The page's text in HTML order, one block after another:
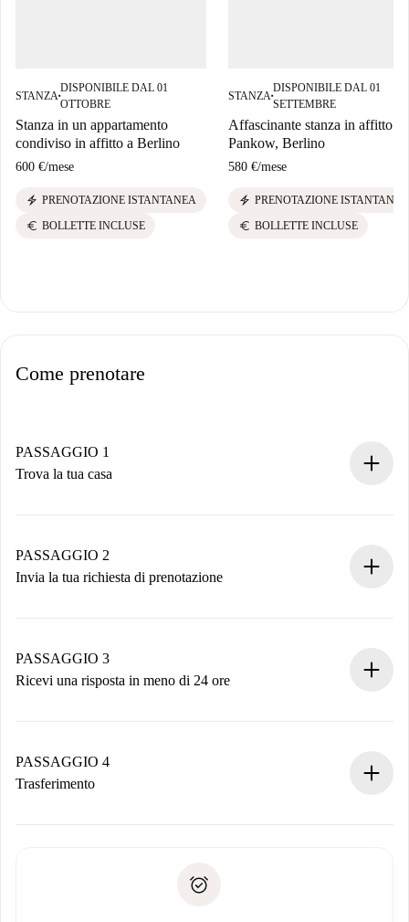
STANZA ■
DISPONIBILE DAL 01
OTTOBRE
Stanza in un appartamento
condiviso in affitto a Berlino
600 €/mese
electric_bolt PRENOTAZIONE ISTANTANEA
euro BOLLETTE INCLUSE
STANZA ■
DISPONIBILE DAL 01
SETTEMBRE
Affascinante stanza in affitto a
Pankow, Berlino
580 €/mese
electric_bolt PRENOTAZIONE ISTANTANEA
euro BOLLETTE INCLUSE
Come prenotare
PASSAGGIO 1
Trova la tua casa
Hai tutte le informazioni necessarie in anticipo.
PASSAGGIO 2
Invia la tua richiesta di prenotazione
non accetta.
PASSAGGIO 3
Ricevi una risposta in meno di 24 ore
contatto con il proprietario.
Se rifiutata: non ti addebiteremo nulla e ti proporremo
Domiciliazione del pagamento
PASSAGGIO 4
Trasferimento
solo se non segnali problemi.